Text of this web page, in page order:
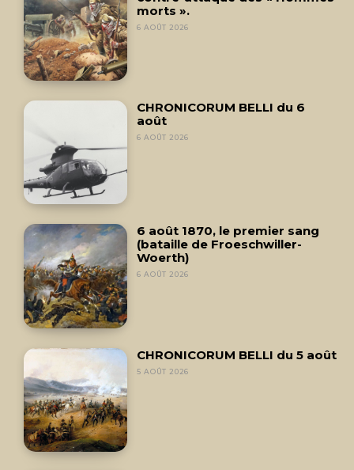
morts ».
6 AOÛT 2026
CHRONICORUM BELLI du 6
août
6 AOÛT 2026
6 août 1870, le premier sang
(bataille de Froeschwiller-
Woerth)
6 AOÛT 2026
CHRONICORUM BELLI du 5 août
5 AOÛT 2026